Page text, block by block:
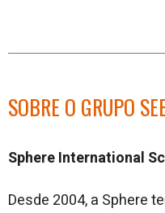
SOBRE O GRUPO
Sphere International
Desde 2004, a Sphere